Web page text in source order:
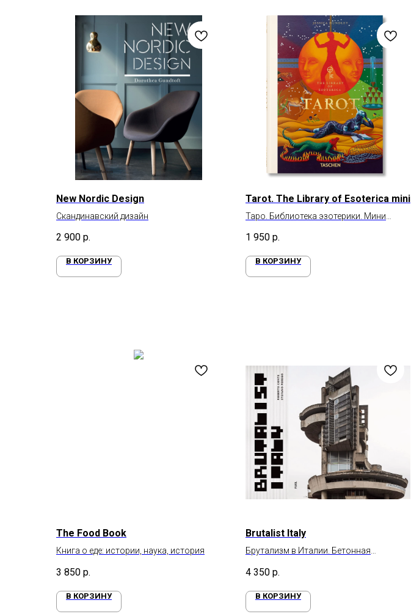
New Nordic Design
Скандинавский дизайн
2 900 р.
В КОРЗИНУ
Tarot. The Library of Esoterica mini
Таро. Библиотека эзотерики. Мини
1 950 р.
В КОРЗИНУ
The Food Book
Книга о еде: истории, наука, история
3 850 р.
В КОРЗИНУ
Brutalist Italy
Брутализм в Италии. Бетонная
моря
4 350 р.
В КОРЗИНУ